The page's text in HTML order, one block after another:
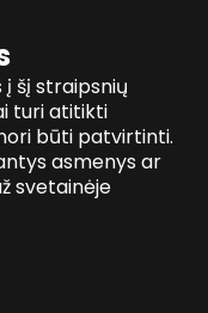
šį straipsnių
turi atitikti
būti patvirtinti.
asmenys ar
svetainėje